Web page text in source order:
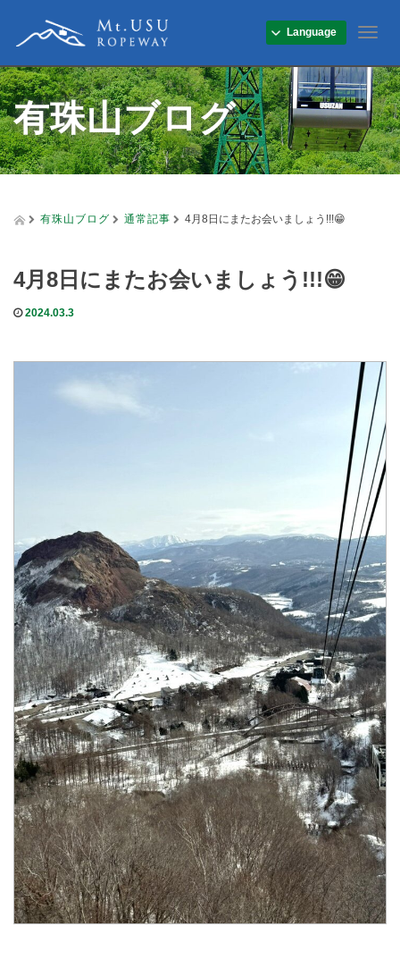
T
g
g
e
n
a
v
Language
有珠山ブログ
有珠山ブログ 通常記事 4月8日にまたお会いましょう!!!😁
4月8日にまたお会いましょう!!!😁
2024.03.3